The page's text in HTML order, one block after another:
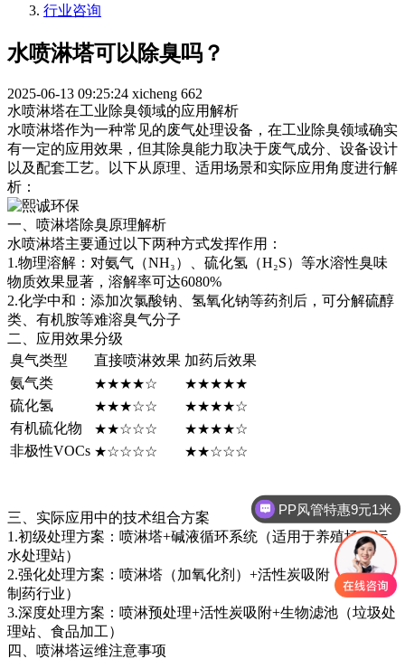
行业咨询
水喷淋塔可以除臭吗？
2025-06-13 09:25:24 xicheng 662
水喷淋塔在工业除臭领域的应用解析
水喷淋塔作为一种常见的废气处理设备，在工业除臭领域确实
有一定的应用效果，但其除臭能力取决于废气成分、设备设计
以及配套工艺。以下从原理、适用场景和实际应用角度进行解
析：
一、 喷淋塔除臭原理解析
水喷淋塔主要通过以下两种方式发挥作用：
1.物理溶解：对氨气（NH₃）、硫化氢（H₂S）等水溶性臭味
物质效果显著，溶解率可达6080%
2.化学中和：添加次氯酸钠、氢氧化钠等药剂后，可分解硫醇
类、有机胺等难溶臭气分子
二、应用效果分级
臭气类型
直接喷淋效果 加药后效果
氨气类
★★★★☆
★★★★★
硫化氢
★★★☆☆
★★★★☆
有机硫化物
★★☆☆☆
★★★★☆
非极性VOCs ★☆☆☆☆ ★★☆☆☆
三、实际应用中的技术组合方案
1.初级处理方案：喷淋塔+碱液循环系统（适用于养殖场、污
水处理站）
2.强化处理方案：喷淋塔（加氧化剂）+活性炭吸附（化工、
制药行业）
3.深度处理方案：喷淋预处理+活性炭吸附+生物滤池（垃圾处
理站、食品加工）
四、 喷淋塔运维注意事项
PP风管特惠9元1米